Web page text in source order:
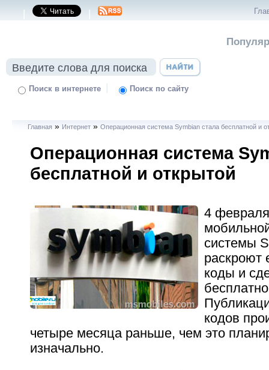
| |
Поиск в интернете | Поиск по сайту
Главная » Интернет »Операционная система Symbian стала бесплатной и
Операционная система
бесплатной и открытой
4
системы
раскроют
коды и
кодов
четыре месяца раньше, чем это
изначально.